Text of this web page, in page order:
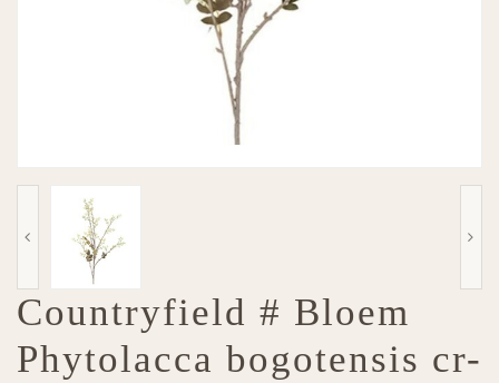
Countryfield # Bloem
Phytolacca bogotensis cr-